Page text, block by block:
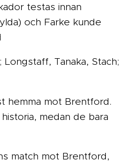
testas innan
och Farke kunde
Tanaka, Stach;
hemma mot Brentford.
medan de bara
match mot Brentford,